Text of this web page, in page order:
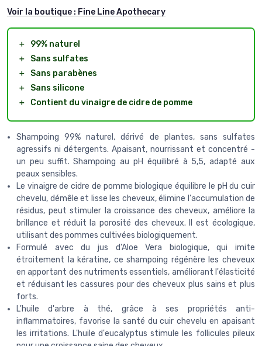
Voir la boutique : Fine Line Apothecary
＋
99% naturel
＋
Sans sulfates
＋
Sans parabènes
＋
Sans silicone
＋
Contient du vinaigre de cidre de pomme
Shampoing 99% naturel, dérivé de plantes, sans sulfates
agressifs ni détergents. Apaisant, nourrissant et concentré -
un peu suffit. Shampoing au pH équilibré à 5,5, adapté aux
peaux sensibles.
Le vinaigre de cidre de pomme biologique équilibre le pH du cuir
chevelu, démêle et lisse les cheveux, élimine l'accumulation de
résidus, peut stimuler la croissance des cheveux, améliore la
brillance et réduit la porosité des cheveux. Il est écologique,
utilisant des pommes cultivées biologiquement.
Formulé avec du jus d'Aloe Vera biologique, qui imite
étroitement la kératine, ce shampoing régénère les cheveux
en apportant des nutriments essentiels, améliorant l'élasticité
et réduisant les cassures pour des cheveux plus sains et plus
forts.
L'huile d'arbre à thé, grâce à ses propriétés anti-
inflammatoires, favorise la santé du cuir chevelu en apaisant
les irritations. L'huile d'eucalyptus stimule les follicules pileux